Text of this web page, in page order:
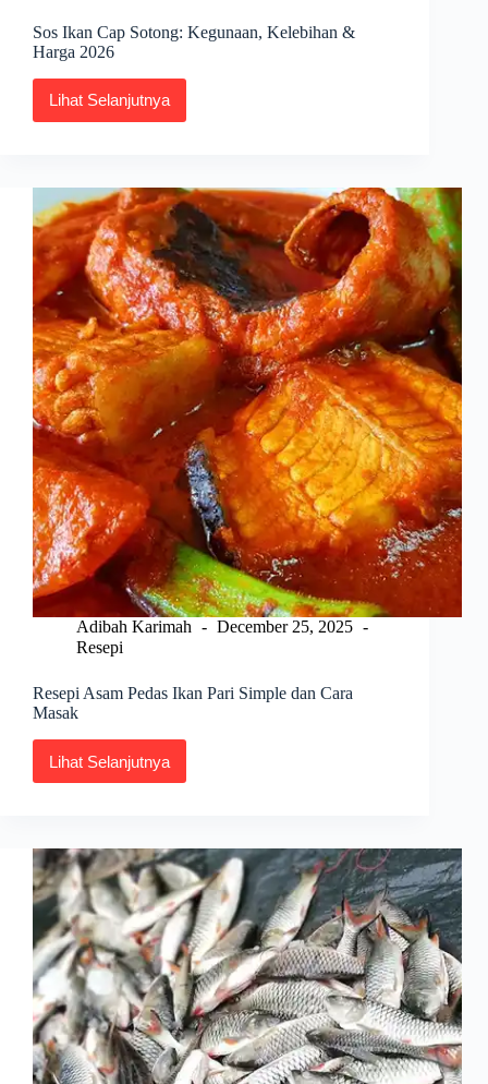
Sos Ikan Cap Sotong: Kegunaan, Kelebihan &
Harga 2026
Lihat Selanjutnya
Sos
Ikan
Kelebihan
&
Harga
2026
Adibah Karimah
December 25, 2025
Resepi
Resepi Asam Pedas Ikan Pari Simple dan Cara
Masak
Lihat Selanjutnya
Resepi
Asam
Simple
dan
Cara
Masak